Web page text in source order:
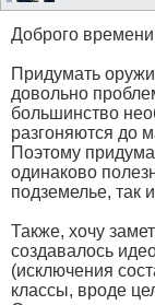
Доброго времени
Придумать
довольно
большинство
разгоняются до
Поэтому
одинаково
подземелье, так
Также, хочу
создавалось
(исключения
классы, вроде